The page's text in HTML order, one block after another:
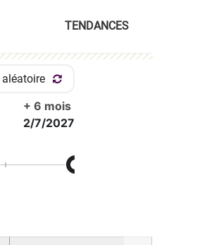
TENDANCES
+ 6 mois
2/7/2027